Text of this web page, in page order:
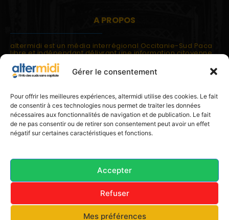
Gérer le consentement
Pour offrir les meilleures expériences, altermidi utilise des cookies. Le fait
de consentir à ces technologies nous permet de traiter les données
nécessaires aux fonctionnalités de navigation et de publication. Le fait
de ne pas consentir ou de retirer son consentement peut avoir un effet
négatif sur certaines caractéristiques et fonctions.
Accepter
Refuser
Mes préférences
A PROPOS
altermidi est un média interrégional Occitanie-Sud Paca
libre et indépendant délivrant une information citoyenne
altermidi est ouvert sur les suds, la méditerranée,
l'europe.
altermidi aborde des thématiques globales évaluées à
partir des constats de terrain ou d'analyses à l'échelon
local.
altermidi c'est l'information capitale, sans capitale.
© 2025 altermidi.org - Les amis d'altermidi